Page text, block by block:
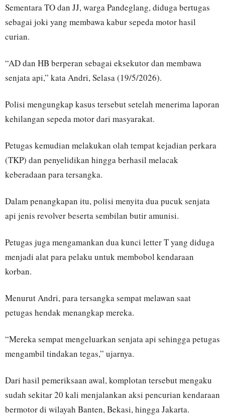
Sementara TO dan JJ, warga Pandeglang, diduga bertugas
sebagai joki yang membawa kabur sepeda motor hasil
curian.
“AD dan HB berperan sebagai eksekutor dan membawa
senjata api,” kata Andri, Selasa (19/5/2026).
Polisi mengungkap kasus tersebut setelah menerima laporan
kehilangan sepeda motor dari masyarakat.
Petugas kemudian melakukan olah tempat kejadian perkara
(TKP) dan penyelidikan hingga berhasil melacak
keberadaan para tersangka.
Dalam penangkapan itu, polisi menyita dua pucuk senjata
api jenis revolver beserta sembilan butir amunisi.
Petugas juga mengamankan dua kunci letter T yang diduga
menjadi alat para pelaku untuk membobol kendaraan
korban.
Menurut Andri, para tersangka sempat melawan saat
petugas hendak menangkap mereka.
“Mereka sempat mengeluarkan senjata api sehingga petugas
mengambil tindakan tegas,” ujarnya.
Dari hasil pemeriksaan awal, komplotan tersebut mengaku
sudah sekitar 20 kali menjalankan aksi pencurian kendaraan
bermotor di wilayah Banten, Bekasi, hingga Jakarta.